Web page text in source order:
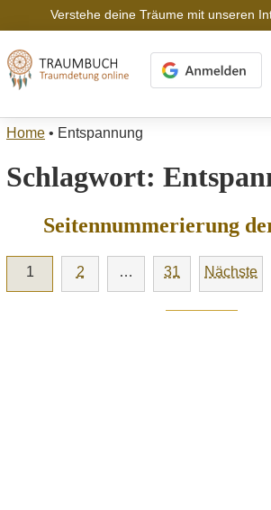
Verstehe deine Träume mit unseren
Home • Entspannung
Schlagwort:
Seitennummerierung
1 2 … 31 Nächste